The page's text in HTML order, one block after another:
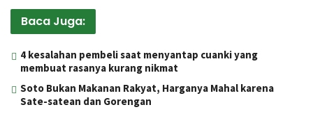
Baca Juga:
4 kesalahan pembeli saat menyantap cuanki yang
membuat rasanya kurang nikmat
Soto Bukan Makanan Rakyat, Harganya Mahal karena
Sate-satean dan Gorengan